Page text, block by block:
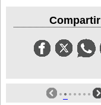
Compartir